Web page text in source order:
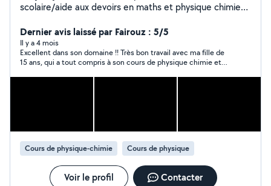
scolaire/aide aux devoirs en maths et physique chimie
Dernier avis laissé par Fairouz : 5/5
Il y a 4 mois
Excellent dans son domaine !! Très bon travail avec ma fille de
15 ans, qui a tout compris à son cours de physique chimie et
Cours de physique-chimie Cours de physique
Voir le profil Contacter